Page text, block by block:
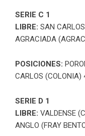
SERIE C 1
LIBRE: SAN
AGRACIADA
POSICIONES:
CARLOS (COLONIA)
SERIE D 1
LIBRE: VALDENSE
ANGLO (FRAY